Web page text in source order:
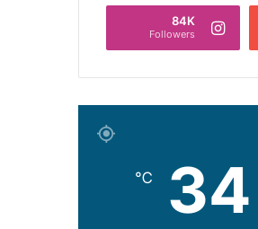
84K
Followers
34
℃